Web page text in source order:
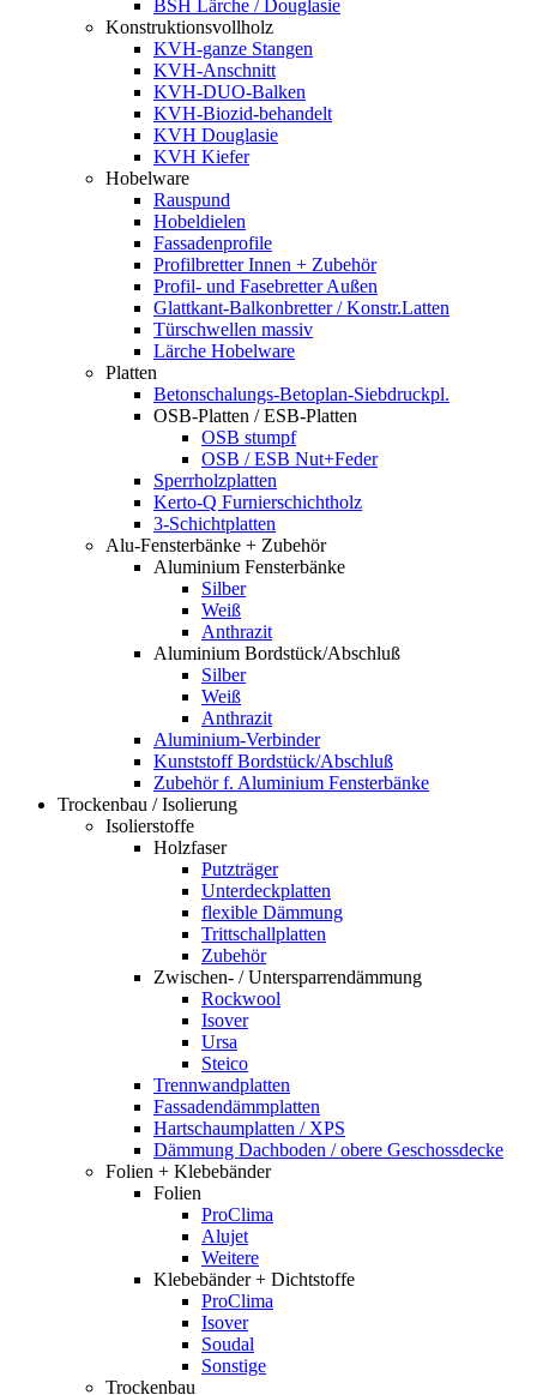
BSH Lärche / Douglasie
Konstruktionsvollholz
KVH-ganze Stangen
KVH-Anschnitt
KVH-DUO-Balken
KVH-Biozid-behandelt
KVH Douglasie
KVH Kiefer
Hobelware
Rauspund
Hobeldielen
Fassadenprofile
Profilbretter Innen + Zubehör
Profil- und Fasebretter Außen
Glattkant-Balkonbretter / Konstr.Latten
Türschwellen massiv
Lärche Hobelware
Platten
Betonschalungs-Betoplan-Siebdruckpl.
OSB-Platten / ESB-Platten
OSB stumpf
OSB / ESB Nut+Feder
Sperrholzplatten
Kerto-Q Furnierschichtholz
3-Schichtplatten
Alu-Fensterbänke + Zubehör
Aluminium Fensterbänke
Silber
Weiß
Anthrazit
Aluminium Bordstück/Abschluß
Silber
Weiß
Anthrazit
Aluminium-Verbinder
Kunststoff Bordstück/Abschluß
Zubehör f. Aluminium Fensterbänke
Trockenbau / Isolierung
Isolierstoffe
Holzfaser
Putzträger
Unterdeckplatten
flexible Dämmung
Trittschallplatten
Zubehör
Zwischen- / Untersparrendämmung
Rockwool
Isover
Ursa
Steico
Trennwandplatten
Fassadendämmplatten
Hartschaumplatten / XPS
Dämmung Dachboden / obere Geschossdecke
Folien + Klebebänder
Folien
ProClima
Alujet
Weitere
Klebebänder + Dichtstoffe
ProClima
Isover
Soudal
Sonstige
Trockenbau